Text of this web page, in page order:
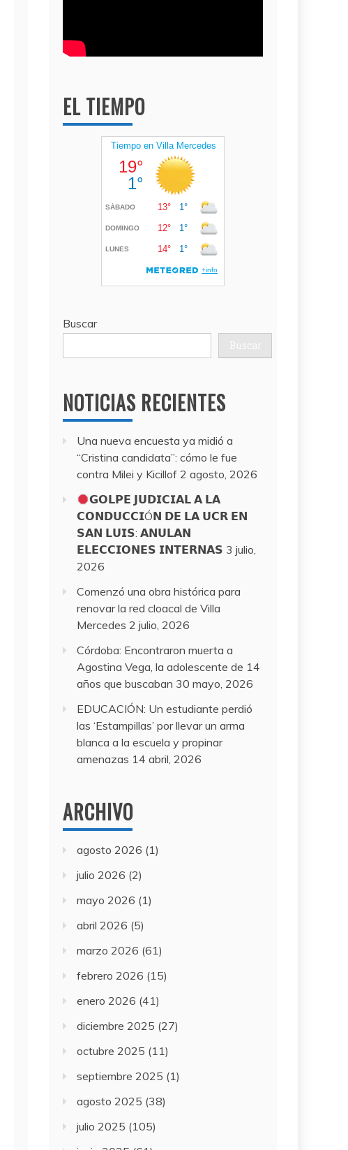
EL TIEMPO
Buscar
Buscar
NOTICIAS RECIENTES
Una nueva encuesta ya midió a
“Cristina candidata”: cómo le fue
contra Milei y Kicillof 2 agosto, 2026
𝗚𝗢𝗟𝗣𝗘 𝗝𝗨𝗗𝗜𝗖𝗜𝗔𝗟 𝗔 𝗟𝗔
𝗖𝗢𝗡𝗗𝗨𝗖𝗖𝗜Ó𝗡 𝗗𝗘 𝗟𝗔 𝗨𝗖𝗥 𝗘𝗡
𝗦𝗔𝗡 𝗟𝗨𝗜𝗦: 𝗔𝗡𝗨𝗟𝗔𝗡
𝗘𝗟𝗘𝗖𝗖𝗜𝗢𝗡𝗘𝗦 𝗜𝗡𝗧𝗘𝗥𝗡𝗔𝗦 3 julio,
2026
Comenzó una obra histórica para
renovar la red cloacal de Villa
Mercedes 2 julio, 2026
Córdoba: Encontraron muerta a
Agostina Vega, la adolescente de 14
años que buscaban 30 mayo, 2026
EDUCACIÓN: Un estudiante perdió
las ‘Estampillas’ por llevar un arma
blanca a la escuela y propinar
amenazas 14 abril, 2026
ARCHIVO
agosto 2026 (1)
julio 2026 (2)
mayo 2026 (1)
abril 2026 (5)
marzo 2026 (61)
febrero 2026 (15)
enero 2026 (41)
diciembre 2025 (27)
octubre 2025 (11)
septiembre 2025 (1)
agosto 2025 (38)
julio 2025 (105)